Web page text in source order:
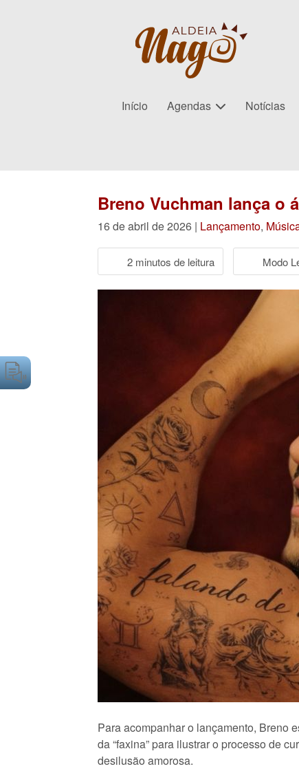
Início Agendas Notícias
Breno Vuchman lança o
16 de abril de 2026 | Lançamento,
2 minutos de leitura Modo
Para acompanhar o lançamento, Breno
da “faxina” para ilustrar o processo de
desilusão amorosa.